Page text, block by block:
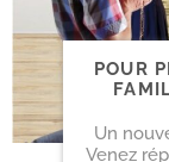
POUR
Un
Venez